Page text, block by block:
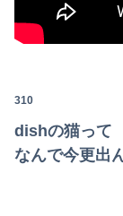
310
dishの猫って
なんで今更出